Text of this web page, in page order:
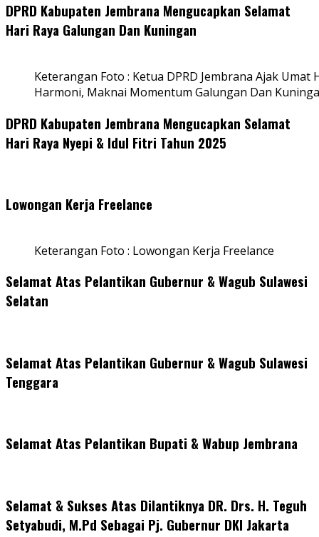
DPRD Kabupaten Jembrana Mengucapkan Selamat
Hari Raya Galungan Dan Kuningan
Keterangan Foto : Ketua DPRD Jembrana Ajak
Harmoni, Maknai Momentum Galungan Dan
DPRD Kabupaten Jembrana Mengucapkan Selamat
Hari Raya Nyepi & Idul Fitri Tahun 2025
Lowongan Kerja Freelance
Keterangan Foto : Lowongan Kerja Freelance
Selamat Atas Pelantikan Gubernur & Wagub Sulawesi
Selatan
Selamat Atas Pelantikan Gubernur & Wagub Sulawesi
Tenggara
Selamat Atas Pelantikan Bupati & Wabup Jembrana
Selamat & Sukses Atas Dilantiknya DR. Drs. H. Teguh
Setyabudi, M.Pd Sebagai Pj. Gubernur DKI Jakarta